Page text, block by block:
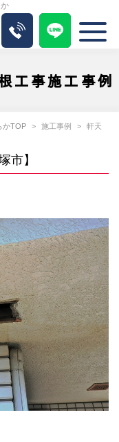
工事施工事例
かTOP 施工事例
軒天
】